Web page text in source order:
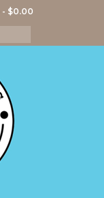
- $0.00